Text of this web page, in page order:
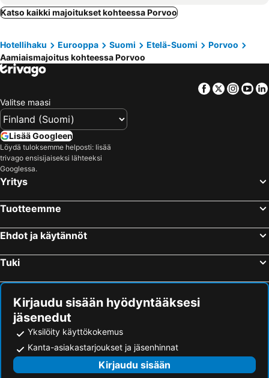
Katso kaikki majoitukset kohteessa Porvoo
Hotellihaku Eurooppa Suomi Etelä-Suomi
Porvoo
Aamiaismajoitus kohteessa Porvoo
Facebook
Twitter
Valitse maasi
Lisää Googleen
Löydä tuloksemme helposti: lisää
trivago ensisijaiseksi lähteeksi
Googlessa.
Yritys
Tuotteemme
Ehdot ja käytännöt
Tuki
Kirjaudu sisään hyödyntääksesi
jäsenedut
Yksilöity käyttökokemus
Kanta-asiakastarjoukset ja jäsenhinnat
Kirjaudu sisään